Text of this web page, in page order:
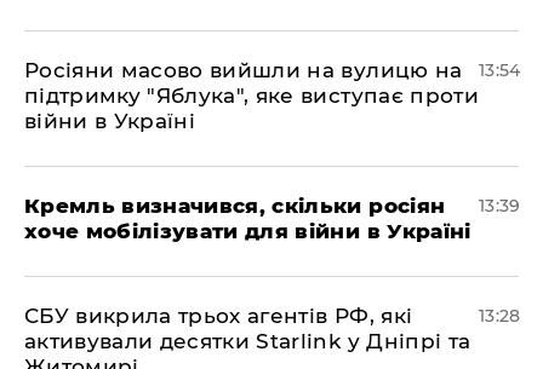
Росіяни масово вийшли на вулицю на
підтримку "Яблука", яке виступає проти
війни в Україні
13:54
Кремль визначився, скільки росіян
хоче мобілізувати для війни в Україні
13:39
СБУ викрила трьох агентів РФ, які
активували десятки Starlink у Дніпрі та
13:28